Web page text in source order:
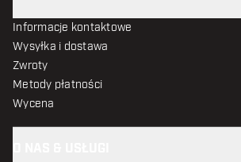
Informacje kontaktowe
Wysyłka i dostawa
Zwroty
Metody płatności
Wycena